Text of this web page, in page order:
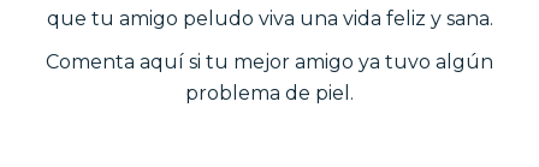
que tu amigo peludo viva una vida feliz y sana.
Comenta aquí si tu mejor amigo ya tuvo algún
problema de piel.